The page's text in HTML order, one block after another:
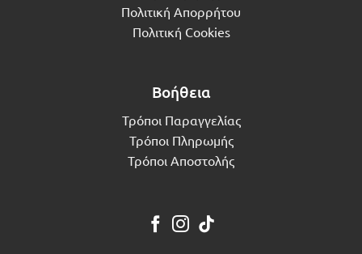
Πολιτική Απορρήτου
Πολιτική Cookies
Βοήθεια
Τρόποι Παραγγελίας
Τρόποι Πληρωμής
Τρόποι Αποστολής